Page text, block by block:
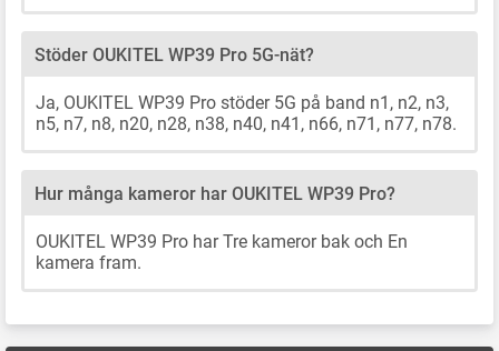
Stöder OUKITEL WP39 Pro 5G-nät?
Ja, OUKITEL WP39 Pro stöder 5G på band n1, n2, n3,
n5, n7, n8, n20, n28, n38, n40, n41, n66, n71, n77, n78.
Hur många kameror har OUKITEL WP39 Pro?
OUKITEL WP39 Pro har Tre kameror bak och En
kamera fram.